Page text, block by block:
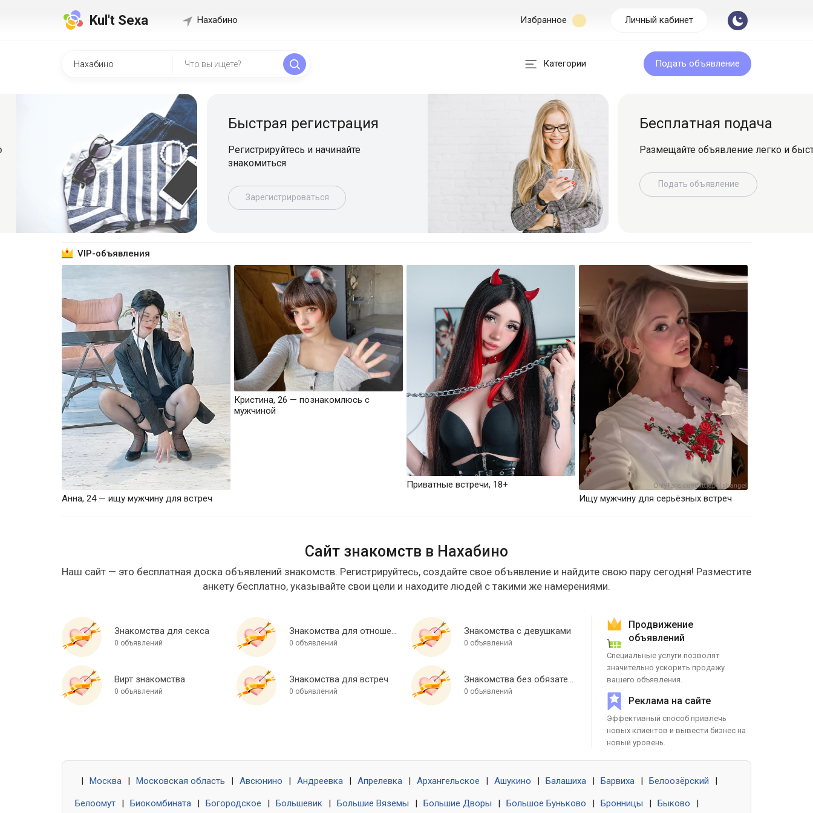
Kul't Sexa Нахабино Избранное Личный кабинет
Категории Подать объявление
Быстрая регистрация
Регистрируйтесь и начинайте
знакомиться
Зарегистрироваться
Бесплатная подача
Размещайте объявление легко и
Подать объявление
VIP-объявления
Анна, 24 — ищу мужчину для встреч
Кристина, 26 — познакомлюсь с
мужчиной
Приватные встречи, 18+
Ищу мужчину для серьёзных встреч
Сайт знакомств в Нахабино
Наш сайт — это бесплатная доска объявлений знакомств. Регистрируйтесь, создайте свое объявление и найдите свою пару сегодня! Разместите
анкету бесплатно, указывайте свои цели и находите людей с такими же намерениями.
Знакомства для секса
0 объявлений
Знакомства для отношений
0 объявлений
Знакомства с девушками
0 объявлений
Вирт знакомства
0 объявлений
Знакомства для встреч
0 объявлений
Знакомства без обязательств
0 объявлений
Продвижение
объявлений
Специальные услуги позволят
значительно ускорить продажу
вашего объявления.
Реклама на сайте
Эффективный способ привлечь
новых клиентов и вывести бизнес на
новый уровень.
Москва Московская область Авсюнино Андреевка Апрелевка Архангельское Ашукино Балашиха Барвиха Белоозёрский
Белоомут Биокомбината Богородское Большевик Большие Вяземы Большие Дворы Большое Буньково Бронницы Быково